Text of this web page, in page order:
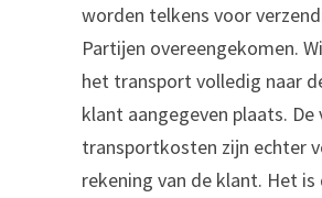
worden telkens voor
Partijen overeengekomen.
het transport volledig naar
klant aangegeven plaats. De
transportkosten zijn echter
rekening van de klant. Het is